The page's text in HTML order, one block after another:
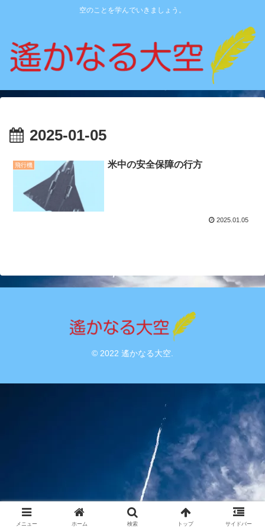
空のことを学んでいきましょう。
2025-01-05
飛行機 米中の安全保障の行方
2025.01.05
© 2022 遙かなる大空.
メニュー ホーム 検索 トップ サイドバー